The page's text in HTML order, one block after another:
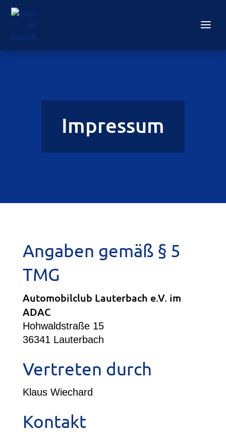
Impressum
Angaben gemäß § 5
TMG
Automobilclub Lauterbach e.V. im
ADAC
Hohwaldstraße 15
36341 Lauterbach
Vertreten durch
Klaus Wiechard
Kontakt